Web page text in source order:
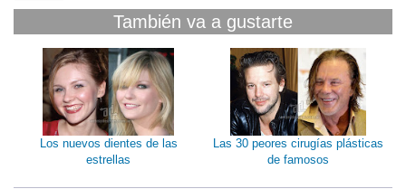
También va a gustarte
Los nuevos dientes de las
estrellas
Las 30 peores cirugías plásticas
de famosos